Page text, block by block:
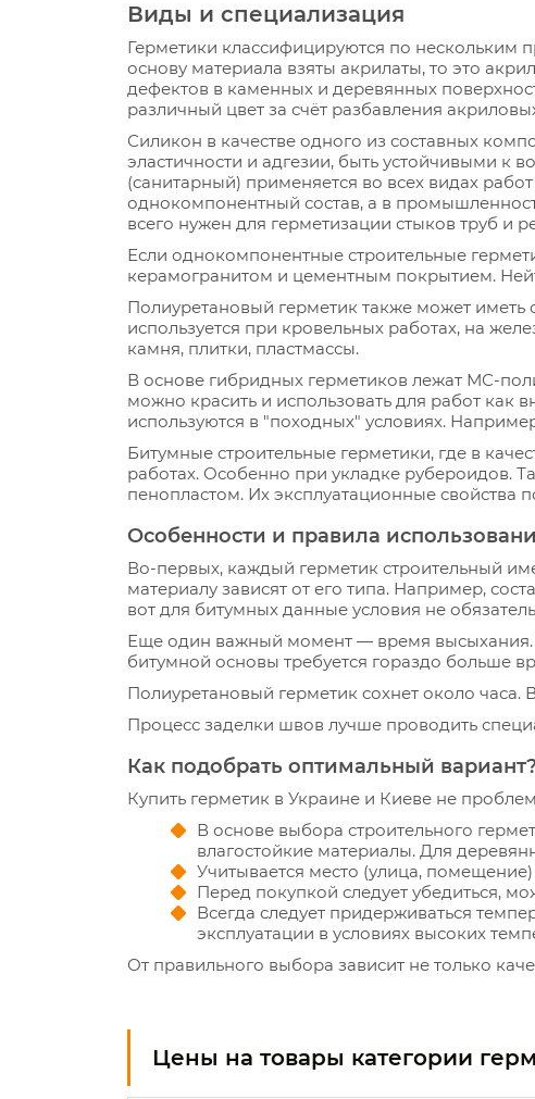
Виды и специализация
Герметики классифицируются по нескольким
основу материала взяты акрилаты, то это
дефектов в каменных и деревянных
различный цвет за счёт разбавления
Силикон в качестве одного из составных
эластичности и адгезии, быть устойчивыми к
(санитарный) применяется во всех видах
однокомпонентный состав, а в
всего нужен для герметизации стыков труб и
Если однокомпонентные строительные
керамогранитом и цементным покрытием.
Полиуретановый герметик также может
используется при кровельных работах, на
камня, плитки, пластмассы.
В основе гибридных герметиков лежат МС-
можно красить и использовать для работ как
используются в "походных" условиях.
Битумные строительные герметики, где в
работах. Особенно при укладке рубероидов.
пенопластом. Их эксплуатационные свойства
Особенности и правила
Во-первых, каждый герметик строительный
материалу зависят от его типа. Например,
вот для битумных данные условия не
Еще один важный момент — время высыхания.
битумной основы требуется гораздо больше
Полиуретановый герметик сохнет около часа.
Процесс заделки швов лучше проводить
Как подобрать оптимальный
Купить герметик в Украине и Киеве не
В основе выбора строительного
влагостойкие материалы. Для
Учитывается место (улица,
Перед покупкой следует убедиться,
Всегда следует придерживаться
эксплуатации в условиях высоких
От правильного выбора зависит не только
Цены на товары категории